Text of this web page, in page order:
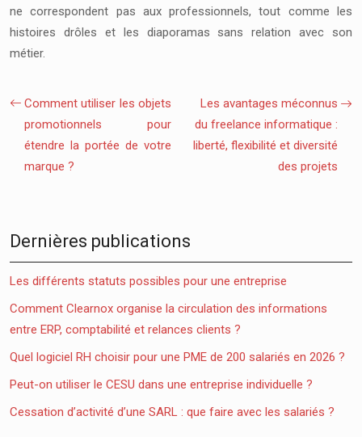
ne correspondent pas aux professionnels, tout comme les
histoires drôles et les diaporamas sans relation avec son
métier.
Comment utiliser les objets
promotionnels pour
étendre la portée de votre
marque ?
Les avantages méconnus
du freelance informatique :
liberté, flexibilité et diversité
des projets
Dernières publications
Les différents statuts possibles pour une entreprise
Comment Clearnox organise la circulation des informations
entre ERP, comptabilité et relances clients ?
Quel logiciel RH choisir pour une PME de 200 salariés en 2026 ?
Peut-on utiliser le CESU dans une entreprise individuelle ?
Cessation d’activité d’une SARL : que faire avec les salariés ?